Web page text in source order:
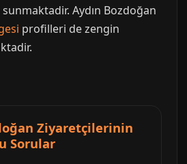
Aydın Bozdoğan
profilleri de zengin
Ziyaretçilerinin
Sorular